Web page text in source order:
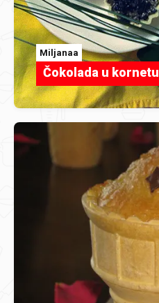
Miljanaa
Čokolada u kornetu